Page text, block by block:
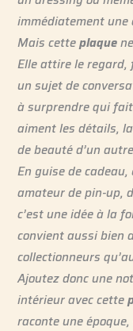
immédiatement une
Mais cetteplaque
Elle attire le
un sujet de
à surprendre qui
aiment les détails,
de beauté d’un
En guise de
amateur de pin-up,
c’est une idée à la
convient aussi bien
collectionneurs
Ajoutez donc une
intérieur avec cette
raconte une